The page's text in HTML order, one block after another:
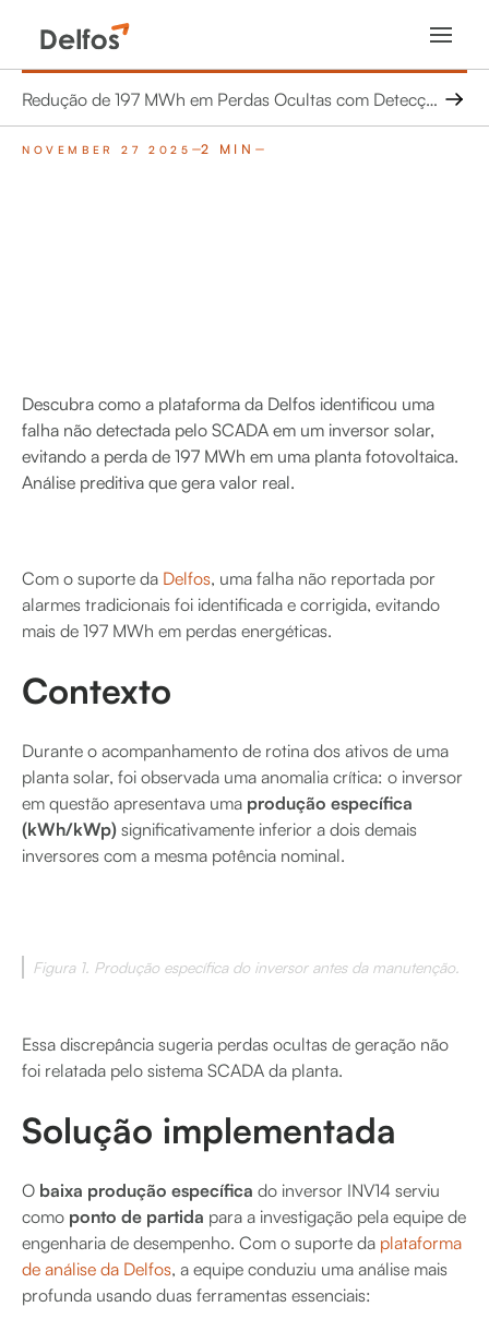
Redução de 197 MWh em Perdas Ocultas com Detecção de Falha Invisível no SCADA
NOVEMBER 27 2025 2 MIN
Descubra como a plataforma da Delfos identificou uma
falha não detectada pelo SCADA em um inversor solar,
evitando a perda de 197 MWh em uma planta fotovoltaica.
Análise preditiva que gera valor real.
Com o suporte da Delfos, uma falha não reportada por
alarmes tradicionais foi identificada e corrigida, evitando
mais de 197 MWh em perdas energéticas.
Contexto
Durante o acompanhamento de rotina dos ativos de uma
planta solar, foi observada uma anomalia crítica: o inversor
em questão apresentava uma produção específica
(kWh/kWp) significativamente inferior a dois demais
inversores com a mesma potência nominal.
Figura 1. Produção específica do inversor antes da manutenção.
Essa discrepância sugeria perdas ocultas de geração não
foi relatada pelo sistema SCADA da planta.
Solução implementada
O baixa produção específica do inversor INV14 serviu
como ponto de partida para a investigação pela equipe de
engenharia de desempenho. Com o suporte da plataforma
de análise da Delfos, a equipe conduziu uma análise mais
profunda usando duas ferramentas essenciais: